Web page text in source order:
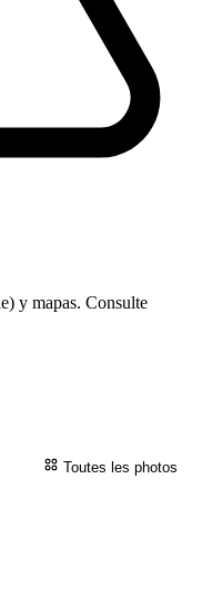
Toutes les photos
y mapas. Consulte